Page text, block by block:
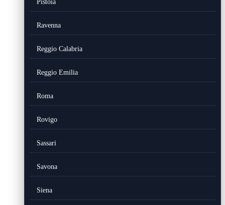
Pistoia
Ravenna
Reggio Calabria
Reggio Emilia
Roma
Rovigo
Sassari
Savona
Siena